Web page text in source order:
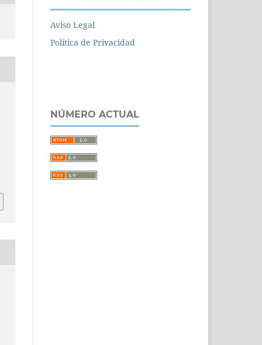
Aviso Legal
Política de Privacidad
NÚMERO ACTUAL